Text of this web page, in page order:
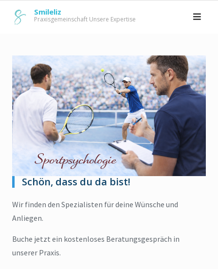
Smileliz
Praxisgemeinschaft Unsere Expertise
Schön, dass du da bist!
Wir finden den Spezialisten für deine Wünsche und
Anliegen.
Buche jetzt ein kostenloses Beratungsgespräch in
unserer Praxis.